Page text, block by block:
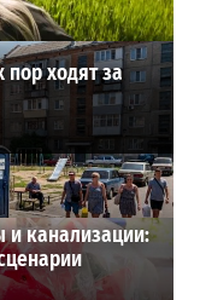
ходят за
и канализации: